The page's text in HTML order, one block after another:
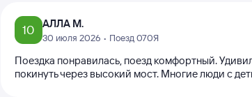
10 АЛЛА М.
30 июля 2026 • Поезд 070Я
Поездка понравилась, поезд комфортный.
покинуть через высокий мост. Многие люди с